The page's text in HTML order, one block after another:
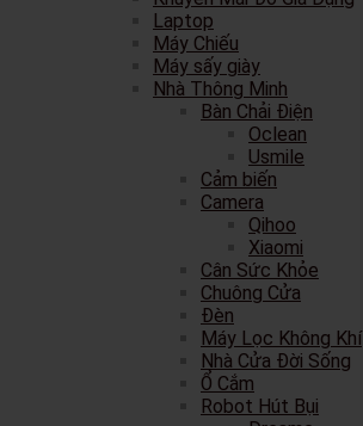
Laptop
Máy Chiếu
Máy sấy giày
Nhà Thông Minh
Bàn Chải Điện
Oclean
Usmile
Cảm biến
Camera
Qihoo
Xiaomi
Cân Sức Khỏe
Chuông Cửa
Đèn
Máy Lọc Không Khí
Nhà Cửa Đời Sống
Ổ Cắm
Robot Hút Bụi